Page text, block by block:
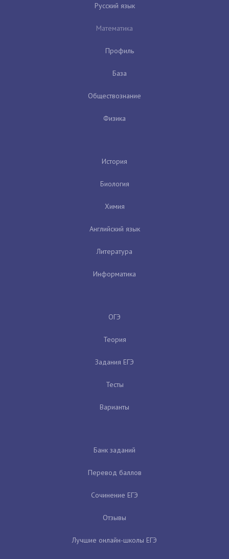
Русский язык
Математика
Профиль
База
Обществознание
Физика
История
Биология
Химия
Английский язык
Литература
Информатика
ОГЭ
Теория
Задания ЕГЭ
Тесты
Варианты
Банк заданий
Перевод баллов
Сочинение ЕГЭ
Отзывы
Лучшие онлайн-школы ЕГЭ